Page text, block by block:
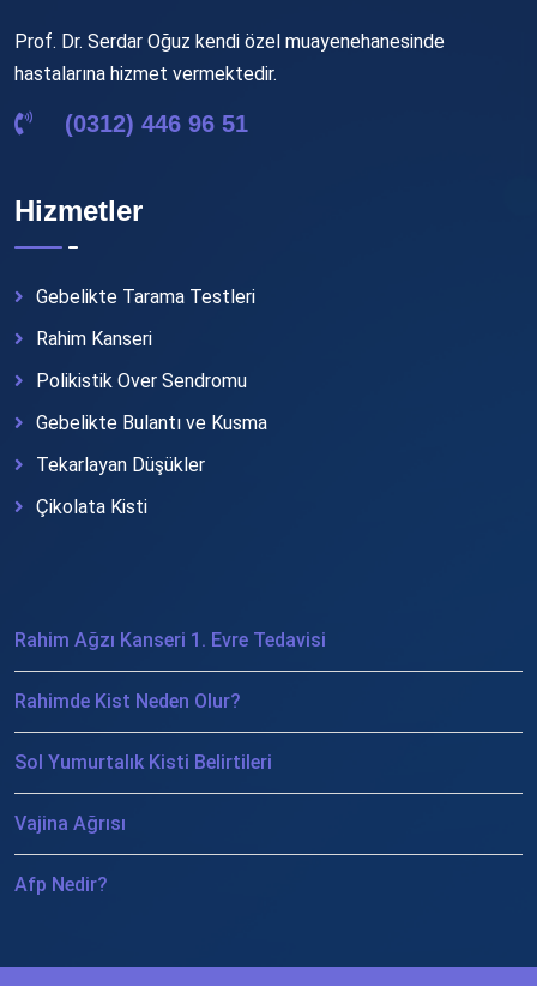
Prof. Dr. Serdar Oğuz kendi özel muayenehanesinde
hastalarına hizmet vermektedir.
(0312) 446 96 51
Hizmetler
Gebelikte Tarama Testleri
Rahim Kanseri
Polikistik Over Sendromu
Gebelikte Bulantı ve Kusma
Tekarlayan Düşükler
Çikolata Kisti
Rahim Ağzı Kanseri 1. Evre Tedavisi
Rahimde Kist Neden Olur?
Sol Yumurtalık Kisti Belirtileri
Vajina Ağrısı
Afp Nedir?